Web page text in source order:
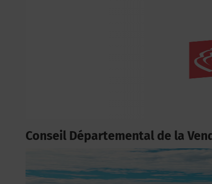
Conseil Départemental de la